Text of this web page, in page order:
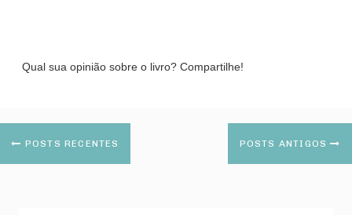
Qual sua opinião sobre o livro? Compartilhe!
POSTS RECENTES POSTS ANTIGOS